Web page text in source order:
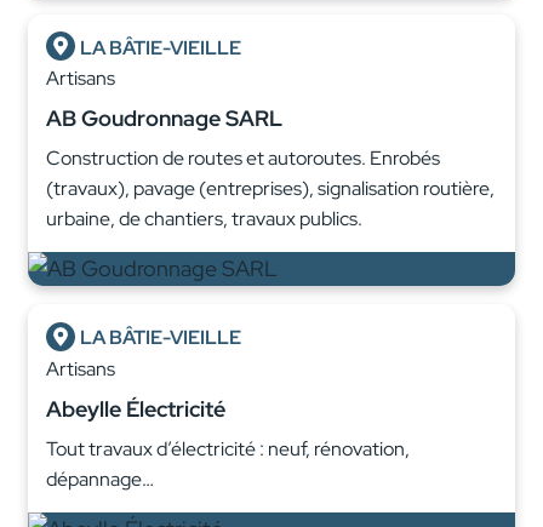
LA BÂTIE-VIEILLE
Artisans
AB Goudronnage SARL
Construction de routes et autoroutes. Enrobés
(travaux), pavage (entreprises), signalisation routière,
urbaine, de chantiers, travaux publics.
LA BÂTIE-VIEILLE
Artisans
Abeylle Électricité
Tout travaux d’électricité : neuf, rénovation,
dépannage…